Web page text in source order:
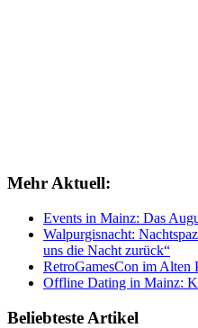
Mehr Aktuell:
Events in Mainz: Das
Walpurgisnacht:
uns die Nacht zurück“
RetroGamesCon im Alten
Offline Dating in Mainz:
Beliebteste Artikel